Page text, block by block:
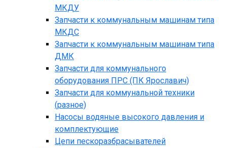
МКДУ
Запчасти к коммунальным машинам типа
МКДС
Запчасти к коммунальным машинам типа
ДМК
Запчасти для коммунального
оборудования ПРС (ПК Ярославич)
Запчасти для коммунальной техники
(разное)
Насосы водяные высокого давления и
комплектующие
Цепи пескоразбрасывателей